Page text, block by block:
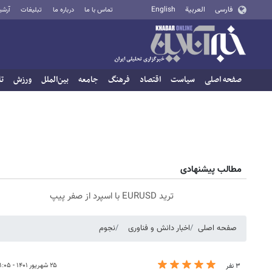
فارسی العربية English تماس با ما درباره ما تبلیغات
صفحه اصلی سیاست اقتصاد فرهنگ جامعه بین‌الملل ورزش
مطالب پیشنهادی
ترید EURUSD با اسپرد از صفر پیپ
صفحه اصلی اخبار دانش و فناوری نجوم
۳ نفر ۲۵ شهریور ۱۴۰۱ - ۱۱:۰۵